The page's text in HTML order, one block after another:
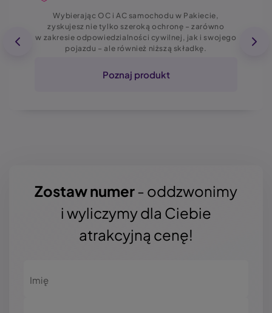
Wybierając OC i AC samochodu w Pakiecie,
zyskujesz nie tylko szeroką ochronę – zarówno
w zakresie odpowiedzialności cywilnej, jak i swojego
pojazdu – ale również niższą składkę.
Poznaj produkt
Zostaw numer- oddzwonimy
i wyliczymy dla Ciebie
atrakcyjną cenę!
Imię